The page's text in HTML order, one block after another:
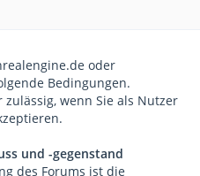
oder
Bedingungen.
wenn Sie als Nutzer
und -gegenstand
des Forums ist die